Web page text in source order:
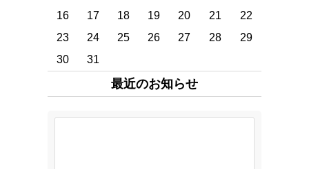
16
17 18 19 20 21
22
23
24 25 26 27 28
29
30
31
最近のお知らせ